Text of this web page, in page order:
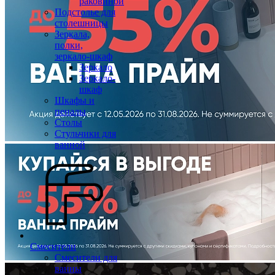
Подстолье для
столешницы
Зеркала,
полки,
зеркало-шкаф
Зеркало
Зеркало-
шкаф
Шкафы и
пеналы
Столы
Стульчики для
ванной
Смесители
Смесители для
ванны